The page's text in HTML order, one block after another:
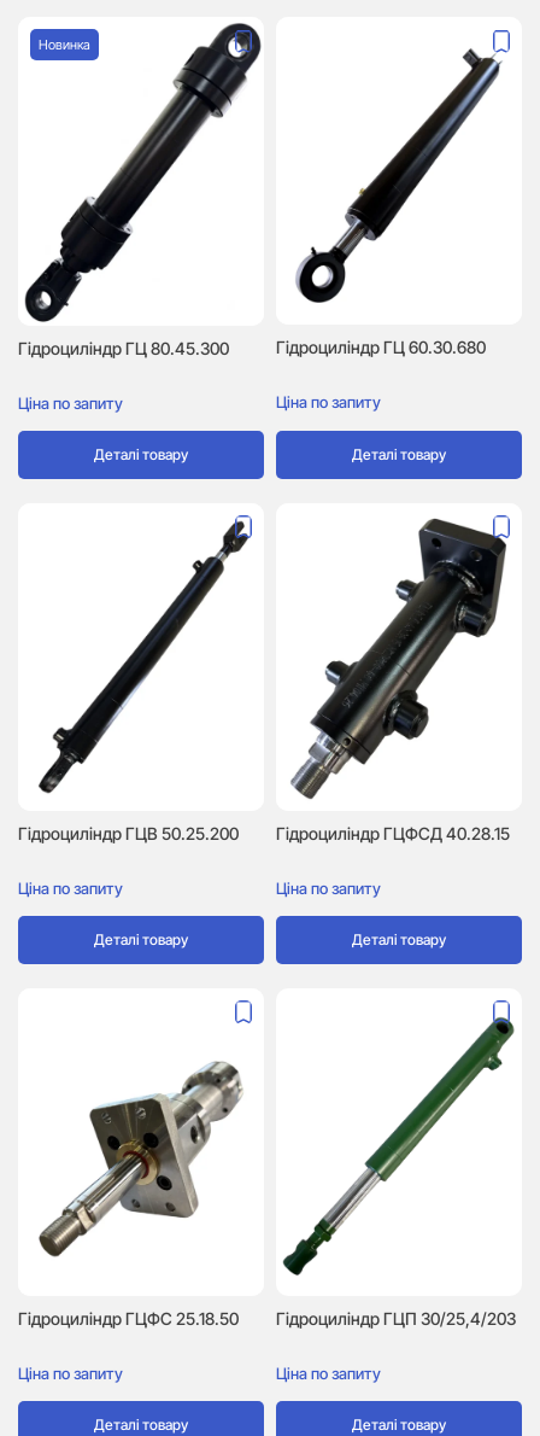
Гідроциліндр ГЦ 80.45.300
Ціна по запиту
Деталі товару
Новинка
Гідроциліндр ГЦ 60.30.680
Ціна по запиту
Деталі товару
Гідроциліндр ГЦВ 50.25.200
Ціна по запиту
Деталі товару
Гідроциліндр ГЦФСД 40.28.15
Ціна по запиту
Деталі товару
Гідроциліндр ГЦФС 25.18.50
Ціна по запиту
Деталі товару
Гідроциліндр ГЦП 30/25,4/203
Ціна по запиту
Деталі товару